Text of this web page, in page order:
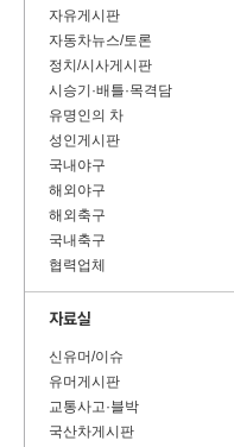
자유게시판
자동차뉴스/토론
정치/시사게시판
시승기·배틀·목격담
유명인의 차
성인게시판
국내야구
해외야구
해외축구
국내축구
협력업체
신유머/이슈
유머게시판
교통사고·블박
국산차게시판